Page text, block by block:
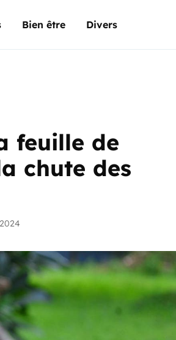
Bien être Divers
feuille de
chute des